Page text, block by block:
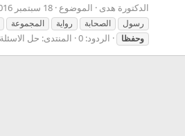
الدكتورة هدى الموضوع 18 سبتمبر 2016
رسول
الصحابة رواية المجموعة
وحفظا
الردود: 0 المنتدى: حل الاسئلة